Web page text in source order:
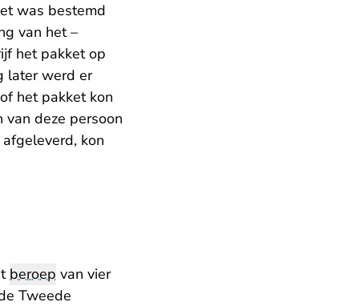
was bestemd
van het –
het pakket op
later werd er
het pakket kon
deze persoon
kon
beroep van vier
Tweede